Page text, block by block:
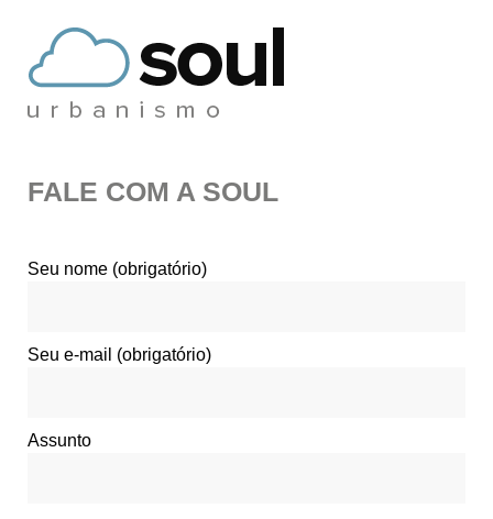
FALE COM A SOUL
Seu nome (obrigatório)
Seu e-mail (obrigatório)
Assunto